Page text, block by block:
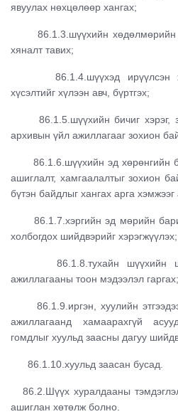
явуулах нөхцөлөөр хангах;
86.1.3.шүүхийн хөдөлмөрийн
хяналт тавих;
86.1.4.шүүхэд ирүүлсэн
хүсэлтийг хүлээн авч, бүртгэх;
86.1.5.шүүхийн бичиг хэрэг,
архивын үйл ажиллагааг зохион
86.1.6.шүүхийн эд хөрөнгийн
ашиглалт, хамгаалалтыг зохион
бүтэн байдлыг хангах арга хэмжээг
86.1.7.хэргийн эд мөрийн
холбогдох шийдвэрийг хэрэгжүүлэх;
86.1.8.тухайн шүүхийн
ажиллагааны тоон мэдээлэл гаргах;
86.1.9.иргэн, хуулийн
ажиллагаанд хамаарахгүй
гомдлыг хуульд заасны дагуу
86.1.10.хуульд заасан бусад.
86.2.Шүүх хуралдааны
ашиглан хөтөлж болно.